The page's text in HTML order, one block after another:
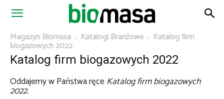
Magazyn
Biomasa
Magazyn Biomasa Katalogi Branżowe Katalog firm
biogazowych 2022
Katalog firm biogazowych 2022
Oddajemy w Państwa ręceKatalog firm biogazowych
2022.